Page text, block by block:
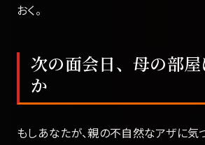
おく。
次の面会日、母の部屋
か
もしあなたが、親の不自然なアザに気